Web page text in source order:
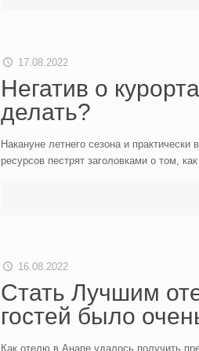
17.08.2022
Негатив о
делать?
Накануне летнего сезона и
ресурсов пестрят заголовками о том,
16.08.2022
Стать Лучшим
гостей было
Как отелю в Анапе удалось получить